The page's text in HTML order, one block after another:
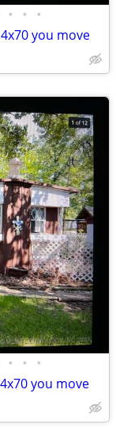
• • •
you move
• • •
you move